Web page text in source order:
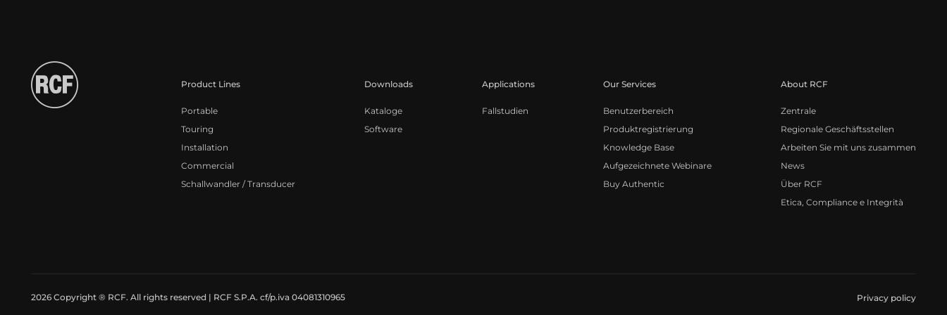
Product Lines
Portable
Touring
Installation
Commercial
Schallwandler / Transducer
Downloads
Kataloge
Software
Applications
Fallstudien
Our Services
Benutzerbereich
Produktregistrierung
Knowledge Base
Aufgezeichnete Webinare
Buy Authentic
About RCF
Zentrale
Regionale Geschäftsstellen
Arbeiten Sie mit uns zusammen
News
Über RCF
Etica, Compliance e Integrità
2026 Copyright ® RCF. All rights reserved | RCF S.P.A. cf/p.iva 04081310965 Privacy policy